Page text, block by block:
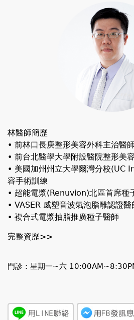
林醫師簡歷
• 前林口長庚整形美容外科主治醫師
• 前台北醫學大學附設醫院整形美
• 美國加州州立大學爾灣分校(UC
容手術訓練
• 超能電漿(Renuvion)北區首席種
• VASER 威塑音波氣泡脂雕認證醫
• 複合式電漿抽脂推廣種子醫師
完整資歷>>
門診：星期一~六